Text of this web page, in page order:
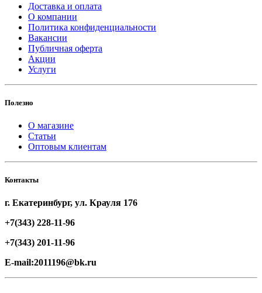
Доставка и оплата
О компании
Политика конфиденциальности
Вакансии
Публичная оферта
Акции
Услуги
Полезно
О магазине
Статьи
Оптовым клиентам
Контакты
г. Екатеринбург, ул. Крауля 176
+7(343) 228-11-96
+7(343) 201-11-96
E-mail:2011196@bk.ru